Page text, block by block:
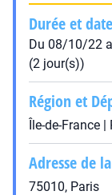
Durée et
Du 08/10/22
(2 jour(s))
Région et
Île-de-France |
Adresse de
75010, Paris